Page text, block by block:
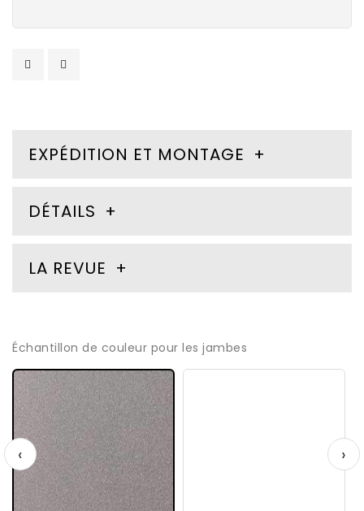
EXPÉDITION ET MONTAGE
DÉTAILS
LA REVUE
Échantillon de couleur pour les jambes
‹ ›